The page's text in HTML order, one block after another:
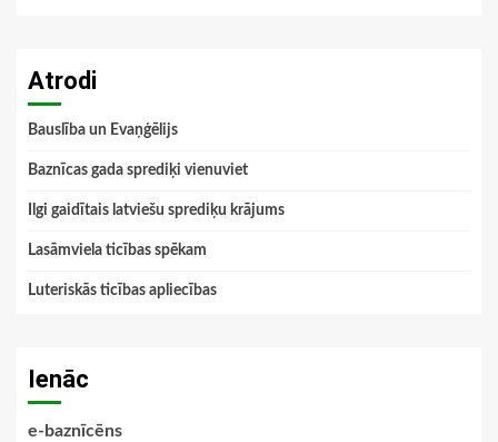
Atrodi
Bauslība un Evaņģēlijs
Baznīcas gada sprediķi vienuviet
Ilgi gaidītais latviešu sprediķu krājums
Lasāmviela ticības spēkam
Luteriskās ticības apliecības
Ienāc
e-baznīcēns